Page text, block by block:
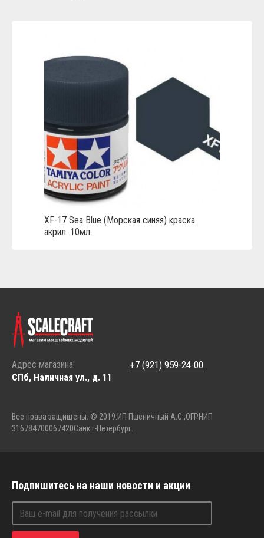
XF-17 Sea Blue (Морская синяя) краска
акрил. 10мл.
Адрес магазина:
СПб, Наличная ул., д. 11
+7 (921) 959-24-00
Все права защищены. © 2019. ИП Пшеничный А.С.,ОГРНИП
316784700067420Санкт-Петербург.
Подпишитесь на наши новости и акции